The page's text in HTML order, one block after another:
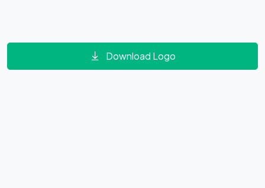
Download Logo